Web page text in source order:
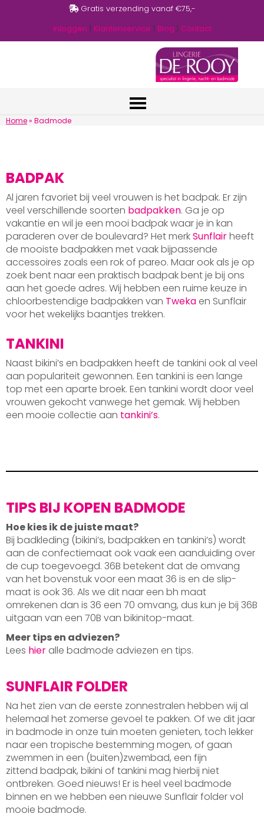
Gratis verzending vanaf €75,-
Inloggen | Klantenservice | Blog | Contact
Home» Badmode
BADPAK
Al jaren favoriet bij veel vrouwen is het badpak. Er zijn
veel verschillende soorten badpakken. Ga je op
vakantie en wil je een mooi badpak waar je in kan
paraderen over de boulevard? Het merkSunflairheeft
de mooiste badpakken met vaak bijpassende
accessoires zoals een rok of pareo. Maar ook als je op
zoek bent naar een praktisch badpak bent je bij ons
aan het goede adres. Wij hebben een ruime keuze in
chloorbestendige badpakken van Tweka en Sunflair
voor het wekelijks baantjes trekken.
TANKINI
Naast bikini’s en badpakken heeft de tankini ook al veel
aan populariteit gewonnen. Een tankini is een lange
top met een aparte broek. Een tankini wordt door veel
vrouwen gekocht vanwege het gemak. Wij hebben
een mooie collectie aan tankini’s.
TIPS BIJ KOPEN BADMODE
Hoe kies ik de juiste maat?
Bij badkleding (bikini’s, badpakken en tankini’s) wordt
aan de confectiemaat ook vaak een aanduiding over
de cup toegevoegd. 36B betekent dat de omvang
van het bovenstuk voor een maat 36 is en de slip-
maat is ook 36. Als we dit naar een bh maat
omrekenen dan is 36 een 70 omvang, dus kun je bij 36B
uitgaan van een 70B van bikinitop-maat.
Meer tips en adviezen?
Lees hier alle badmode adviezen en tips.
SUNFLAIR FOLDER
Na het zien van de eerste zonnestralen hebben wij al
helemaal het zomerse gevoel te pakken. Of we dit jaar
in badmode in onze tuin moeten genieten, toch lekker
naar een tropische bestemming mogen, of gaan
zwemmen in een (buiten)zwembad, een fijn
zittend badpak, bikini of tankini mag hierbij niet
ontbreken. Goed nieuws! Er is heel veel badmode
binnen en we hebben een nieuwe Sunflair folder vol
mooie badmode.